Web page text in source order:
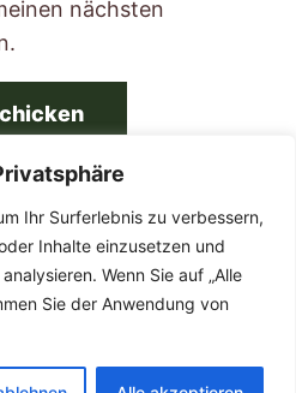
Ihr Surferlebnis zu verbessern,
Inhalte einzusetzen und
Wenn Sie auf „Alle
Sie der Anwendung von
nächsten